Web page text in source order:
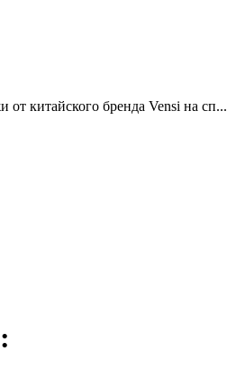
китайского бренда Vensi на сп...